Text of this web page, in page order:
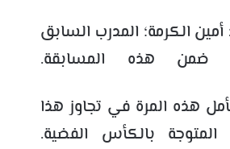
الكرمة؛ المدرب السابق
ضمن هذه المسابقة.
المسفيوي قد بلغ نهائي كأس العرش سنة 2016، ويأمل هذه المرة في تجاوز هذا
بالكأس الفضية.